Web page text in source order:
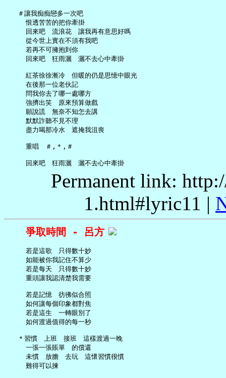
   ＃讓我痴痴戀多一次吧
     恨透苦苦的把你牽掛
     回來吧　流浪花　讓我再有意思好嗎
     從今世上實在不須有我吧
     若再不可擁抱到你
     回來吧　狂雨灑　灑不去心中牽掛
     紅茶徐徐漸冷　但暖的仍是思憶中眼光
     在後那一位老伙記
     問我你去了哪一處哪方
     強擠出笑　原來預算做戲
     願說謊　無奈不知怎去講
     默默詐聽不見不理
     盡力喝那冷水　遮掩我沮喪
     重唱　＃,＊,＃
Permanent link:
1.html#lyric11 |
爭取時間 - 呂方
     若是這歌　只得數十妙
     如能被你我記住不算少
     若是每天　只得數十妙
     重頭讓我認清楚我需要
     若是記憶　彷彿似合照
     如何讓每個印象都對焦
     若是這生　一轉眼別了
     如何渡過值得的每一秒
   ＊習慣　上班　接班　這樣渡過一晚
     一張一張賬單　的償還
     未慣　放膽　去玩　這懷習慣很慣
     難得可以揀